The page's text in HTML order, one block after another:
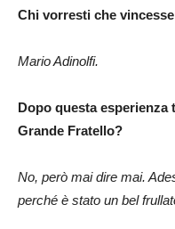
Chi vorresti che vincesse
Mario Adinolfi.
Dopo questa esperienza
Grande Fratello?
No, però mai dire mai.
perché è stato un bel